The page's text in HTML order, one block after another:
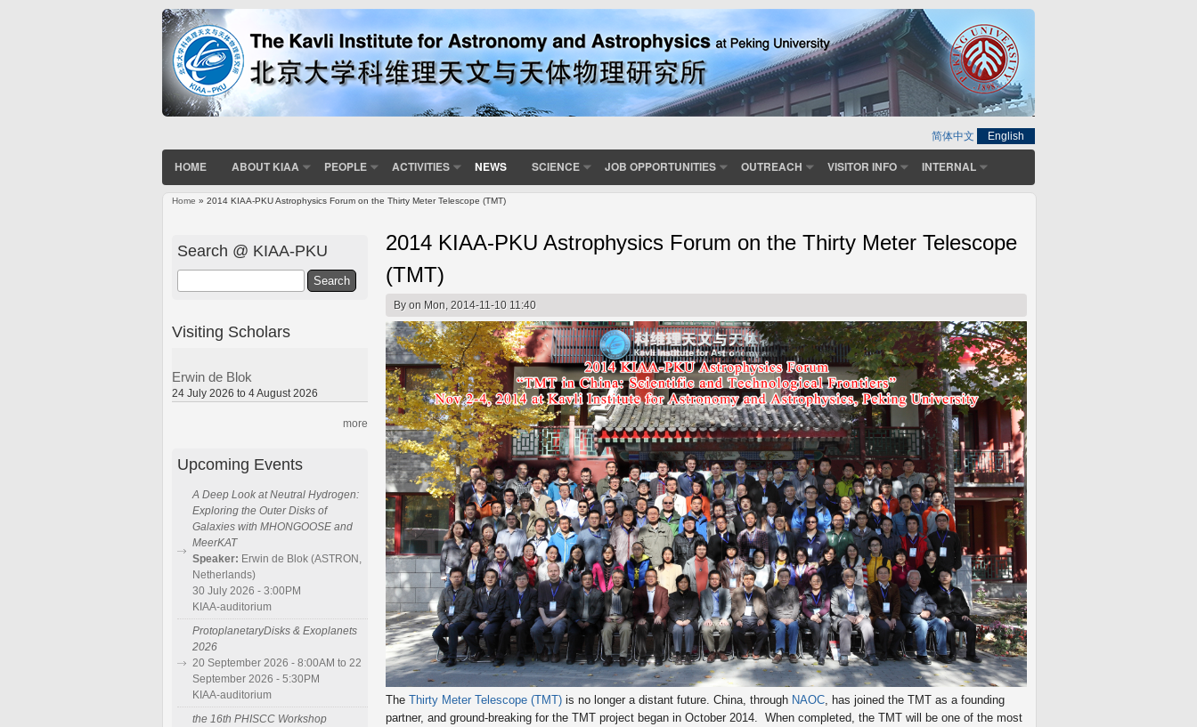
简体中文 English
HOME ABOUT KIAA PEOPLE ACTIVITIES NEWS SCIENCE JOB OPPORTUNITIES OUTREACH VISITOR INFO INTERNAL
Home » 2014 KIAA-PKU Astrophysics Forum on the Thirty Meter Telescope (TMT)
2014 KIAA-PKU Astrophysics Forum on the Thirty Meter Telescope
(TMT)
Byon Mon, 2014-11-10 11:40
The Thirty Meter Telescope (TMT) is no longer a distant future. China, through NAOC, has joined the TMT as a founding
partner, and ground-breaking for the TMT project began in October 2014. When completed, the TMT will be one of the most
Search @ KIAA-PKU
Visiting Scholars
Erwin de Blok
24 July 2026 to 4 August 2026
more
Upcoming Events
A Deep Look at Neutral Hydrogen:
Exploring the Outer Disks of
Galaxies with MHONGOOSE and
MeerKAT
Speaker: Erwin de Blok (ASTRON,
Netherlands)
30 July 2026 - 3:00PM
KIAA-auditorium
ProtoplanetaryDisks & Exoplanets
2026
20 September 2026 - 8:00AM to 22
September 2026 - 5:30PM
KIAA-auditorium
the 16th PHISCC Workshop